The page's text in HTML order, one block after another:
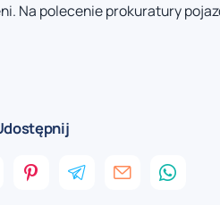
Na polecenie prokuratury